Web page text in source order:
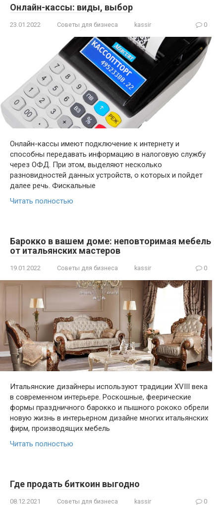
Онлайн-кассы: виды, выбор
23.01.2022 Советы для бизнеса kassir 0
Онлайн-кассы имеют подключение к интернету и
способны передавать информацию в налоговую службу
через ОФД. При этом, выделяют несколько
разновидностей данных устройств, о которых и пойдет
далее речь. Фискальные
Читать полностью
Барокко в вашем доме: неповторимая мебель
от итальянских мастеров
19.01.2022 Советы для бизнеса kassir 0
Итальянские дизайнеры используют традиции XVIII века
в современном интерьере. Роскошные, феерические
формы праздничного барокко и пышного рококо обрели
новую жизнь в интерьерном дизайне многих итальянских
фирм, производящих мебель
Читать полностью
Где продать биткоин выгодно
08.12.2021 Советы для бизнеса kassir 0